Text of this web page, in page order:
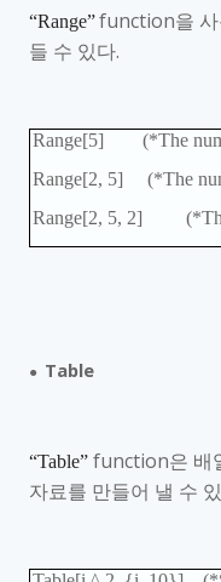
“Range”function을
들 수 있다.
Range[5] (*The
Range[2, 5] (*The
Range[2, 5, 2] (*The
● Table
“Table” function은 배
자료를 만들어 낼 수